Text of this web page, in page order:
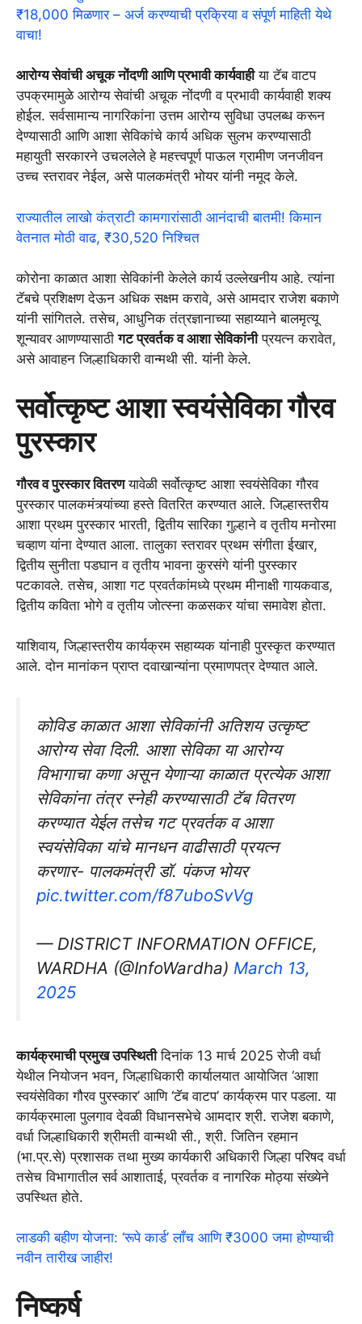
₹18,000 मिळणार – अर्ज करण्याची प्रक्रिया व संपूर्ण माहिती येथे
वाचा!
आरोग्य सेवांची अचूक नोंदणी आणि प्रभावी कार्यवाहीया टॅब वाटप
उपक्रमामुळे आरोग्य सेवांची अचूक नोंदणी व प्रभावी कार्यवाही शक्य
होईल. सर्वसामान्य नागरिकांना उत्तम आरोग्य सुविधा उपलब्ध करून
देण्यासाठी आणि आशा सेविकांचे कार्य अधिक सुलभ करण्यासाठी
महायुती सरकारने उचललेले हे महत्त्वपूर्ण पाऊल ग्रामीण जनजीवन
उच्च स्तरावर नेईल, असे पालकमंत्री भोयर यांनी नमूद केले.
राज्यातील लाखो कंत्राटी कामगारांसाठी आनंदाची बातमी! किमान
वेतनात मोठी वाढ, ₹30,520 निश्चित
कोरोना काळात आशा सेविकांनी केलेले कार्य उल्लेखनीय आहे. त्यांना
टॅबचे प्रशिक्षण देऊन अधिक सक्षम करावे, असे आमदार राजेश बकाणे
यांनी सांगितले. तसेच, आधुनिक तंत्रज्ञानाच्या सहाय्याने बालमृत्यू
शून्यावर आणण्यासाठीगट प्रवर्तक व आशा सेविकांनीप्रयत्न करावेत,
असे आवाहन जिल्हाधिकारी वान्मथी सी. यांनी केले.
सर्वोत्कृष्ट आशा स्वयंसेविका गौरव
पुरस्कार
गौरव व पुरस्कार वितरणयावेळी सर्वोत्कृष्ट आशा स्वयंसेविका गौरव
पुरस्कार पालकमंत्र्यांच्या हस्ते वितरित करण्यात आले. जिल्हास्तरीय
आशा प्रथम पुरस्कार भारती, द्वितीय सारिका गुल्हाने व तृतीय मनोरमा
चव्हाण यांना देण्यात आला. तालुका स्तरावर प्रथम संगीता ईखार,
द्वितीय सुनीता पडघान व तृतीय भावना कुरसंगे यांनी पुरस्कार
पटकावले. तसेच, आशा गट प्रवर्तकांमध्ये प्रथम मीनाक्षी गायकवाड,
द्वितीय कविता भोगे व तृतीय जोत्स्ना कळसकर यांचा समावेश होता.
याशिवाय, जिल्हास्तरीय कार्यक्रम सहाय्यक यांनाही पुरस्कृत करण्यात
आले. दोन मानांकन प्राप्त दवाखान्यांना प्रमाणपत्र देण्यात आले.
कोविड काळात आशा सेविकांनी अतिशय उत्कृष्ट
आरोग्य सेवा दिली. आशा सेविका या आरोग्य
विभागाचा कणा असून येणाऱ्या काळात प्रत्येक आशा
सेविकांना तंत्र स्नेही करण्यासाठी टॅब वितरण
करण्यात येईल तसेच गट प्रवर्तक व आशा
स्वयंसेविका यांचे मानधन वाढीसाठी प्रयत्न
करणार- पालकमंत्री डॉ. पंकज भोयर
pic.twitter.com/f87uboSvVg
— DISTRICT INFORMATION OFFICE,
WARDHA (@InfoWardha) March 13,
2025
कार्यक्रमाची प्रमुख उपस्थितीदिनांक 13 मार्च 2025 रोजी वर्धा
येथील नियोजन भवन, जिल्हाधिकारी कार्यालयात आयोजित ‘आशा
स्वयंसेविका गौरव पुरस्कार’ आणि ‘टॅब वाटप’ कार्यक्रम पार पडला. या
कार्यक्रमाला पुलगाव देवळी विधानसभेचे आमदार श्री. राजेश बकाणे,
वर्धा जिल्हाधिकारी श्रीमती वान्मथी सी., श्री. जितिन रहमान
(भा.प्र.से) प्रशासक तथा मुख्य कार्यकारी अधिकारी जिल्हा परिषद वर्धा
तसेच विभागातील सर्व आशाताई, प्रवर्तक व नागरिक मोठ्या संख्येने
उपस्थित होते.
लाडकी बहीण योजना: ‘रूपे कार्ड’ लाँच आणि ₹3000 जमा होण्याची
नवीन तारीख जाहीर!
निष्कर्ष